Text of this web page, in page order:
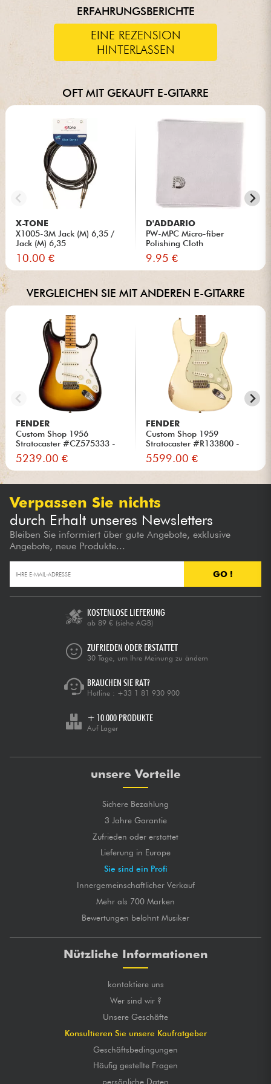
ERFAHRUNGSBERICHTE
EINE REZENSION
HINTERLASSEN
OFT MIT GEKAUFT E-GITARRE
X-TONE
X1005-3M Jack (M) 6,35 /
Jack (M) 6,35
10.00 €
D'ADDARIO
PW-MPC Micro-fiber
Polishing Cloth
9.95 €
VERGLEICHEN SIE MIT ANDEREN E-GITARRE
FENDER
Custom Shop 1956
Stratocaster #CZ575333 -
Journeym...
5239.00 €
FENDER
Custom Shop 1959
Stratocaster #R133800 -
Relic Ant...
5599.00 €
Verpassen Sie nichts
durch Erhalt unseres Newsletters
Bleiben Sie informiert über gute Angebote, exklusive
Angebote, neue Produkte...
GO !
KOSTENLOSE LIEFERUNG
ab 89 € (siehe AGB)
ZUFRIEDEN ODER ERSTATTET
30 Tage, um Ihre Meinung zu ändern
BRAUCHEN SIE RAT?
Hotline : +33 1 81 930 900
+ 10.000 PRODUKTE
Auf Lager
unsere Vorteile
Sichere Bezahlung
3 Jahre Garantie
Zufrieden oder erstattet
Lieferung in Europe
Sie sind ein Profi
Innergemeinschaftlicher Verkauf
Mehr als 700 Marken
Bewertungen belohnt Musiker
Nützliche Informationen
kontaktiere uns
Wer sind wir ?
Unsere Geschäfte
Konsultieren Sie unsere Kaufratgeber
Geschäftsbedingungen
Häufig gestellte Fragen
persönliche Daten